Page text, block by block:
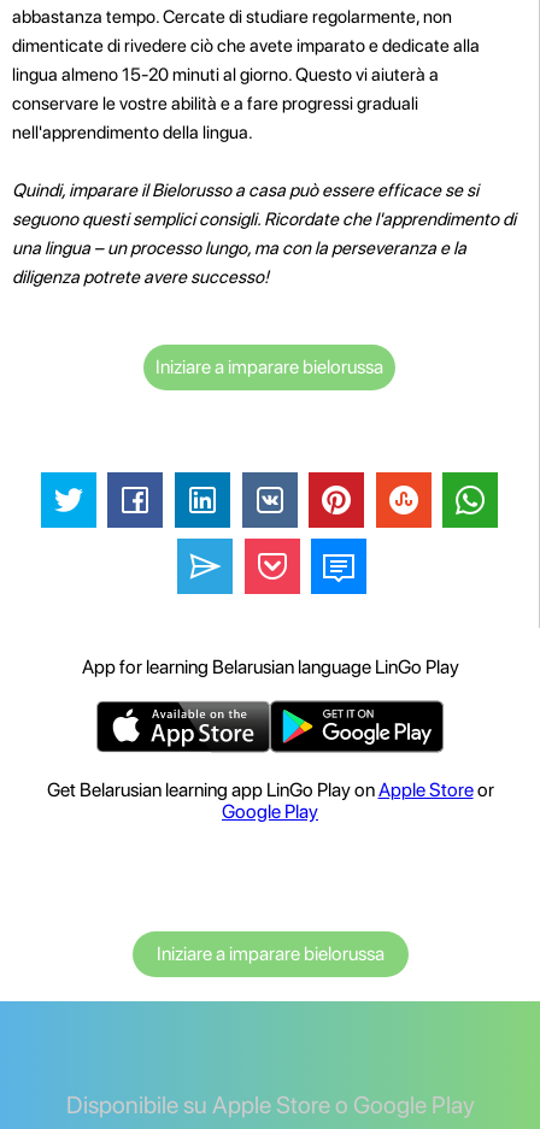
abbastanza tempo. Cercate di studiare regolarmente, non
dimenticate di rivedere ciò che avete imparato e dedicate alla
lingua almeno 15-20 minuti al giorno. Questo vi aiuterà a
conservare le vostre abilità e a fare progressi graduali
nell'apprendimento della lingua.
Quindi, imparare il Bielorusso a casa può essere efficace se si
seguono questi semplici consigli. Ricordate che l'apprendimento di
una lingua – un processo lungo, ma con la perseveranza e la
diligenza potrete avere successo!
Iniziare a imparare bielorussa
App for learning Belarusian language LinGo Play
Get Belarusian learning app LinGo Play onApple Storeor
Google Play
Iniziare a imparare bielorussa
Disponibile su Apple Store o Google Play